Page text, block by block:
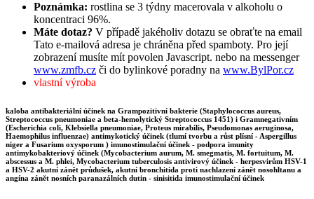
Poznámka: rostlina se 3 týdny macerovala v alkoholu o
koncentraci 96%.
Máte dotaz? V případě jakéholiv dotazu se obraťte na email
Tato e-mailová adresa je chráněna před spamboty. Pro její
zobrazení musíte mít povolen Javascript. nebo na messenger
www.zmfb.cz či do bylinkové poradny na www.BylPor.cz
vlastní výroba
kaloba antibakteriální účinek na Grampozitivní bakterie (Staphylococcus aureus,
Streptococcus pneumoniae a beta-hemolytický Streptococcus 1451) i Gramnegativním
(Escherichia coli, Klebsiella pneumoniae, Proteus mirabilis, Pseudomonas aeruginosa,
Haemophilus influenzae) antimykotický účinek (tlumí tvorbu a růst plísní - Aspergillus
niger a Fusarium oxysporum ) imunostimulační účinek - podpora imunity
antimykobakteriový účinek (Mycobacterium aurum, M. smegmatis, M. fortuitum, M.
abscessus a M. phlei, Mycobacterium tuberculosis antivirový účinek - herpesvirům HSV-1
a HSV-2 akutní zánět průdušek, akutní bronchitida proti nachlazení zánět nosohltanu a
angína zánět nosních paranazálních dutin - sinisitida imunostimulační účinek